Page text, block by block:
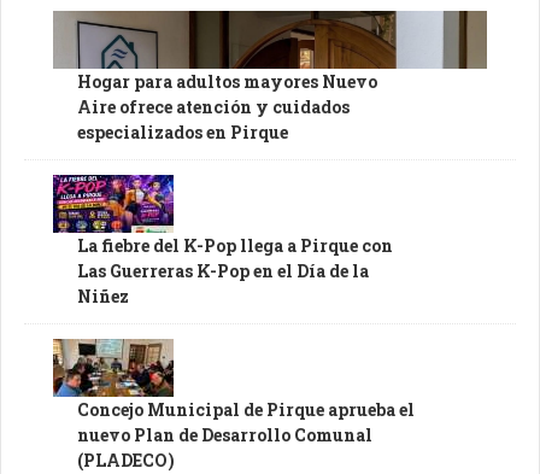
Hogar para adultos mayores Nuevo
Aire ofrece atención y cuidados
especializados en Pirque
La fiebre del K-Pop llega a Pirque con
Las Guerreras K-Pop en el Día de la
Niñez
Concejo Municipal de Pirque aprueba el
nuevo Plan de Desarrollo Comunal
(PLADECO)